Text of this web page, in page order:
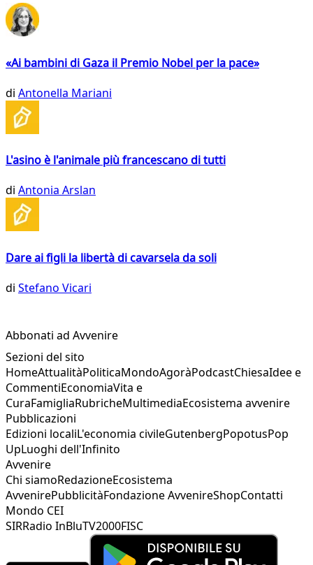
«Ai bambini di Gaza il Premio Nobel per la pace»
di Antonella Mariani
L'asino è l'animale più francescano di tutti
di Antonia Arslan
Dare ai figli la libertà di cavarsela da soli
di Stefano Vicari
Abbonati ad Avvenire
Sezioni del sito
HomeAttualitàPoliticaMondoAgoràPodcastChiesaIdee e
CommentiEconomiaVita e
CuraFamigliaRubricheMultimediaEcosistema avvenire
Pubblicazioni
Edizioni localiL'economia civileGutenbergPopotusPop
UpLuoghi dell'Infinito
Avvenire
Chi siamoRedazioneEcosistema
AvvenirePubblicitàFondazione AvvenireShopContatti
Mondo CEI
SIRRadio InBluTV2000FISC